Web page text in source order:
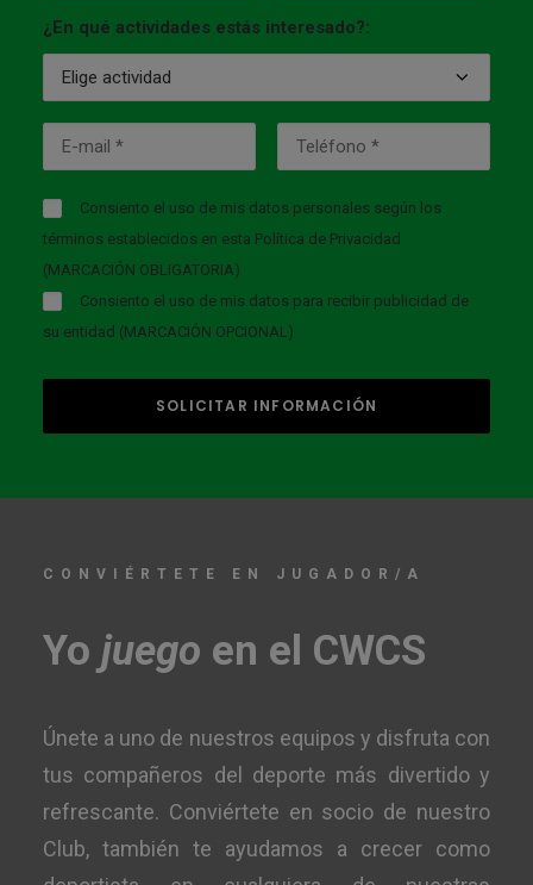
CONVIÉRTETE EN JUGADOR/A
Yo juego en el CWCS
Únete a uno de nuestros equipos y disfruta con
tus compañeros del deporte más divertido y
refrescante. Conviértete en socio de nuestro
Club, también te ayudamos a crecer como
¿En qué actividades estás interesado?:
Consiento el uso de mis datos personales según los
términos establecidos en esta Política de Privacidad
(MARCACIÓN OBLIGATORIA)
Consiento el uso de mis datos para recibir publicidad de
su entidad (MARCACIÓN OPCIONAL)